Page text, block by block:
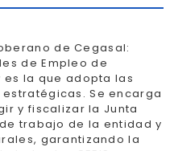
de Cegasal:
de Empleo de
la que adopta las
Se encarga
y fiscalizar la Junta
trabajo de la entidad y
garantizando la